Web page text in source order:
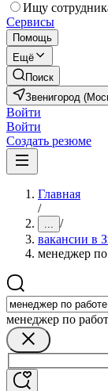
Ищу
Сервисы
Помощь
Ещё
Поиск
Звенигород
Войти
Войти
Создать резюме
Главная
/
... /
вакансии в
менеджер по
менеджер по